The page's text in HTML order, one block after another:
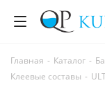
Главная - Каталог -
Клеевые составы -